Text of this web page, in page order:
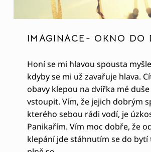
IMAGINACE- OKNO DO
Honí se mi hlavou spousta
kdyby se mi už zavařuje hlava.
obavy klepou na dvířka mé
vstoupit. Vím, že jejich dobrým
kterého sebou rádi vodí, je
Panikařím. Vím moc dobře, že
klepání jde stáhnutím se do bytí